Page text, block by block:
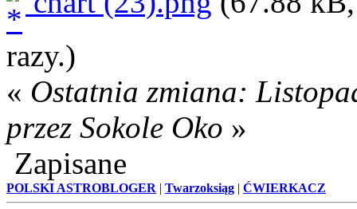
razy.)
« Ostatnia zmiana:
przez Sokole Oko »
Zapisane
POLSKI ASTROBLOGER | Twarzoksiąg | ĆWIERKACZ